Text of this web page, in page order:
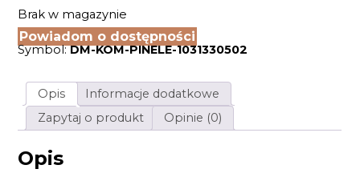
Brak w magazynie
Powiadom o dostępności
Symbol:DM-KOM-PINELE-1031330502
Opis
Informacje dodatkowe
Zapytaj o produkt
Opinie (0)
Opis